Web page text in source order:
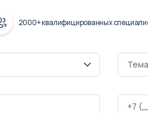
2000+ квалифицированных